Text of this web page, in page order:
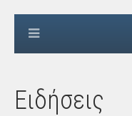
Ειδήσεις